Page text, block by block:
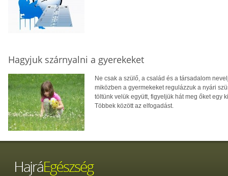
Hagyjuk szárnyalni a gyerekeket
Ne csak a szülő, a család és a társadalom
miközben a gyermekeket regulázzuk a nyári
töltünk velük együtt, figyeljük hát meg őket egy
Többek között az elfogadást.